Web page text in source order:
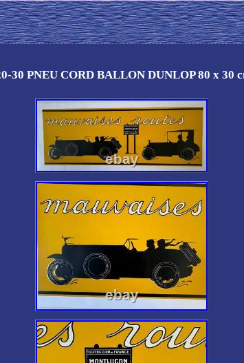
30 PNEU CORD BALLON DUNLOP 80 x 30